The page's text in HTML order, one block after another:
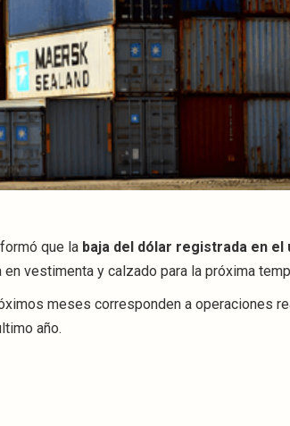
que la baja del dólar registrada en el
vestimenta y calzado para la próxima
meses corresponden a operaciones
año.